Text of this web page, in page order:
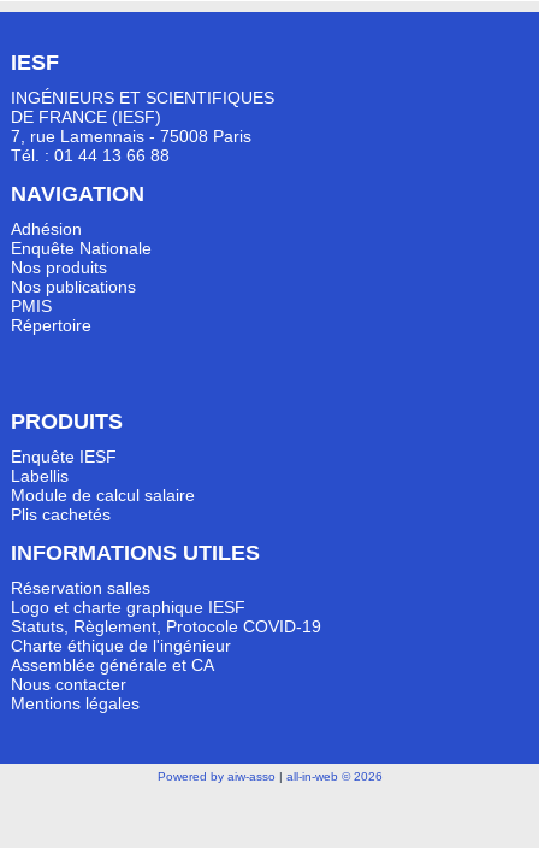
IESF
INGÉNIEURS ET SCIENTIFIQUES
DE FRANCE (IESF)
7, rue Lamennais - 75008 Paris
Tél. : 01 44 13 66 88
NAVIGATION
Adhésion
Enquête Nationale
Nos produits
Nos publications
PMIS
Répertoire
PRODUITS
Enquête IESF
Labellis
Module de calcul salaire
Plis cachetés
INFORMATIONS UTILES
Réservation salles
Logo et charte graphique IESF
Statuts, Règlement, Protocole COVID-19
Charte éthique de l'ingénieur
Assemblée générale et CA
Nous contacter
Mentions légales
Powered by aiw-asso | all-in-web © 2026